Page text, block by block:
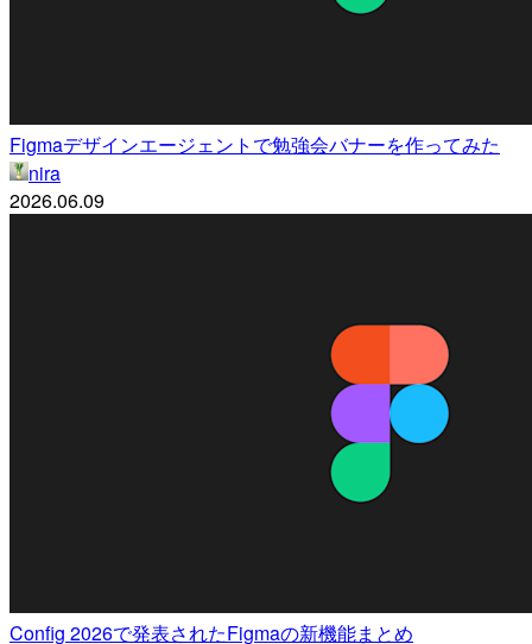
Figmaデザインエージェントで勉強会バナーを作ってみた
nira
2026.06.09
Config 2026で発表されたFigmaの新機能まとめ